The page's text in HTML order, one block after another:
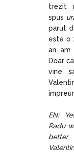
trezit
spus
parut
este o
an am
Doar
vine
EN:
Radu
better